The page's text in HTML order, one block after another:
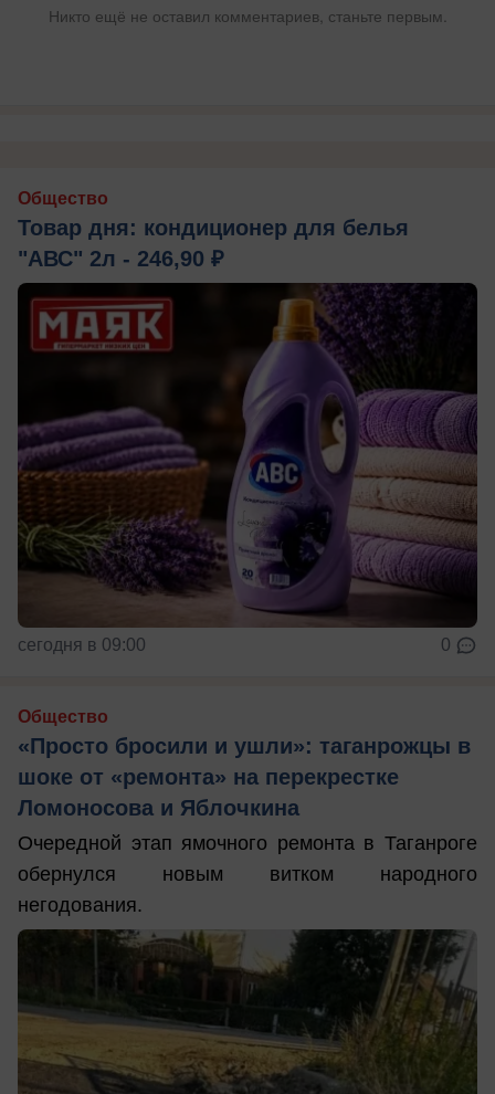
Никто ещё не оставил комментариев, станьте первым.
Общество
Товар дня: кондиционер для белья
"АВС" 2л - 246,90 ₽
сегодня в 09:00 0
Общество
«Просто бросили и ушли»: таганрожцы в
шоке от «ремонта» на перекрестке
Ломоносова и Яблочкина
Очередной этап ямочного ремонта в Таганроге
обернулся новым витком народного
негодования.